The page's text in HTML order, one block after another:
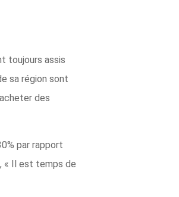
toujours assis
sa région sont
des
par rapport
« Il est temps de